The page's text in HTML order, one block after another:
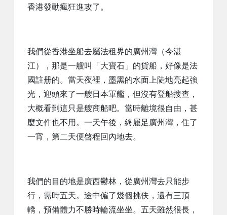
香港發動瘋狂進攻了。
我們從香港坐船去屬法租界的廣州灣（今湛
江），那是一艘叫「大寶石」的貨船，好像是法
國註册的。當天夜裡，墨黑的水面上陡地亮起強
光，迎頭來了一艘日本軍艦，但沒有登船搜查，
大概看到這只是艘商船吧。當時離境很自由，甚
麼文件也不用。一天午後，終履足廣州灣，住了
一宵，第二天便啓程回內地去。
我們的目的地是廣西鬱林，從廣州灣去只能步
行，需時五天。途中僱了幾個挑伕，還有三頂
轎，預備體力不勝時輪流坐坐。五天雖然很長，